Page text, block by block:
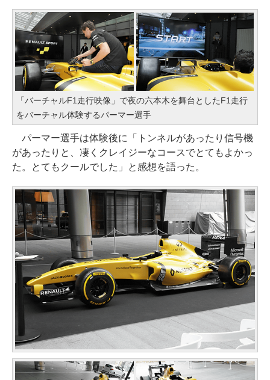
「バーチャルF1走行映像」で夜の六本木を舞台としたF1走行
をバーチャル体験するパーマー選手
パーマー選手は体験後に「トンネルがあったり信号機
があったりと、凄くクレイジーなコースでとてもよかっ
た。とてもクールでした」と感想を語った。